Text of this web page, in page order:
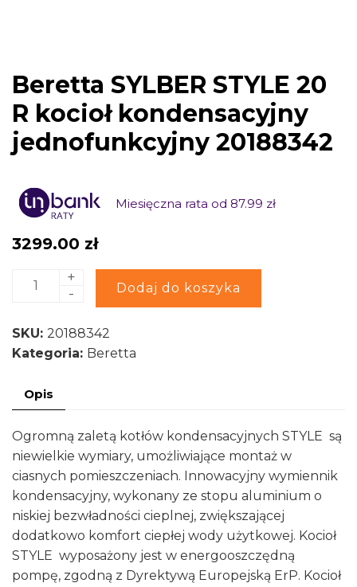
Beretta SYLBER STYLE 20
R kocioł kondensacyjny
jednofunkcyjny 20188342
Miesięczna rata od 87.99 zł
3299.00 zł
ilość
STYLE
20
kocioł
jednofunkcyjny
20188342
+
-
Dodaj do koszyka
Alternative:
SKU: 20188342
Kategoria: Beretta
Opis
Ogromną zaletą kotłów kondensacyjnych STYLE są
niewielkie wymiary, umożliwiające montaż w
ciasnych pomieszczeniach. Innowacyjny wymiennik
kondensacyjny, wykonany ze stopu aluminium o
niskiej bezwładności cieplnej, zwiększającej
dodatkowo komfort ciepłej wody użytkowej. Kocioł
STYLE wyposażony jest w energooszczędną
pompę, zgodną z Dyrektywą Europejską ErP. Kocioł